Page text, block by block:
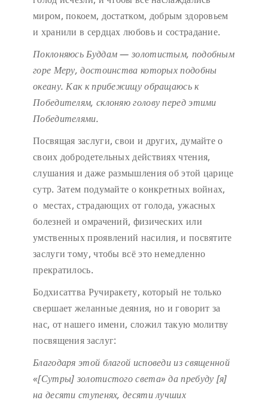
миром, покоем, достатком, добрым здоровьем
и хранили в сердцах любовь и сострадание.
Поклоняюсь Буддам — золотистым, подобным
горе Меру, достоинства которых подобны
океану. Как к прибежищу обращаюсь к
Победителям, склоняю голову перед этими
Победителями.
Посвящая заслуги, свои и других, думайте о
своих добродетельных действиях чтения,
слушания и даже размышления об этой царице
сутр. Затем подумайте о конкретных войнах,
о местах, страдающих от голода, ужасных
болезней и омрачений, физических или
умственных проявлений насилия, и посвятите
заслуги тому, чтобы всё это немедленно
прекратилось.
Бодхисаттва Ручиракету, который не только
свершает желанные деяния, но и говорит за
нас, от нашего имени, сложил такую молитву
посвящения заслуг:
Благодаря этой благой исповедииз священной
«[Сутры] золотистого света» да пребуду [я]
на десяти ступенях, десяти лучших